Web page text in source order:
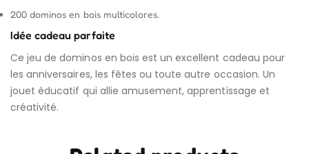
200 dominos en bois multicolores.
Idée cadeau parfaite
Ce jeu de dominos en bois est un excellent cadeau pour
les anniversaires, les fêtes ou toute autre occasion. Un
jouet éducatif qui allie amusement, apprentissage et
créativité.